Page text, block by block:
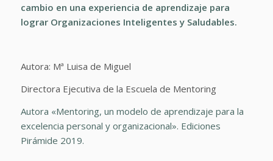
cambio en una experiencia de aprendizaje para
lograr Organizaciones Inteligentes y Saludables.
Autora: Mª Luisa de Miguel
Directora Ejecutiva de la Escuela de Mentoring
Autora «Mentoring, un modelo de aprendizaje para la
excelencia personal y organizacional». Ediciones
Pirámide 2019.